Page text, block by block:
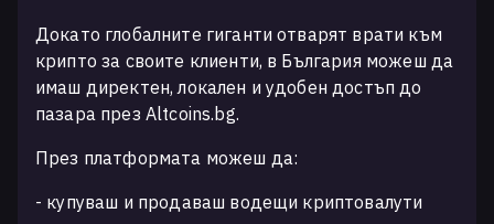
Докато глобалните гиганти отварят врати към
крипто за своите клиенти, в България можеш да
имаш директен, локален и удобен достъп до
пазара през Altcoins.bg.
През платформата можеш да:
- купуваш и продаваш водещи криптовалути